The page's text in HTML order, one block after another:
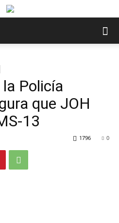
Policía
que JOH
13
0
1796